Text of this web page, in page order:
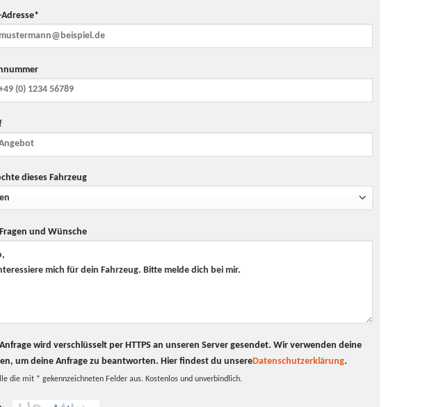
dieses Fahrzeug
und Wünsche
wird verschlüsselt per HTTPS an unseren Server gesendet. Wir verwenden deine
um deine Anfrage zu beantworten. Hier findest du unsereDatenschutzerklärung.
die mit * gekennzeichneten Felder aus. Kostenlos und unverbindlich.